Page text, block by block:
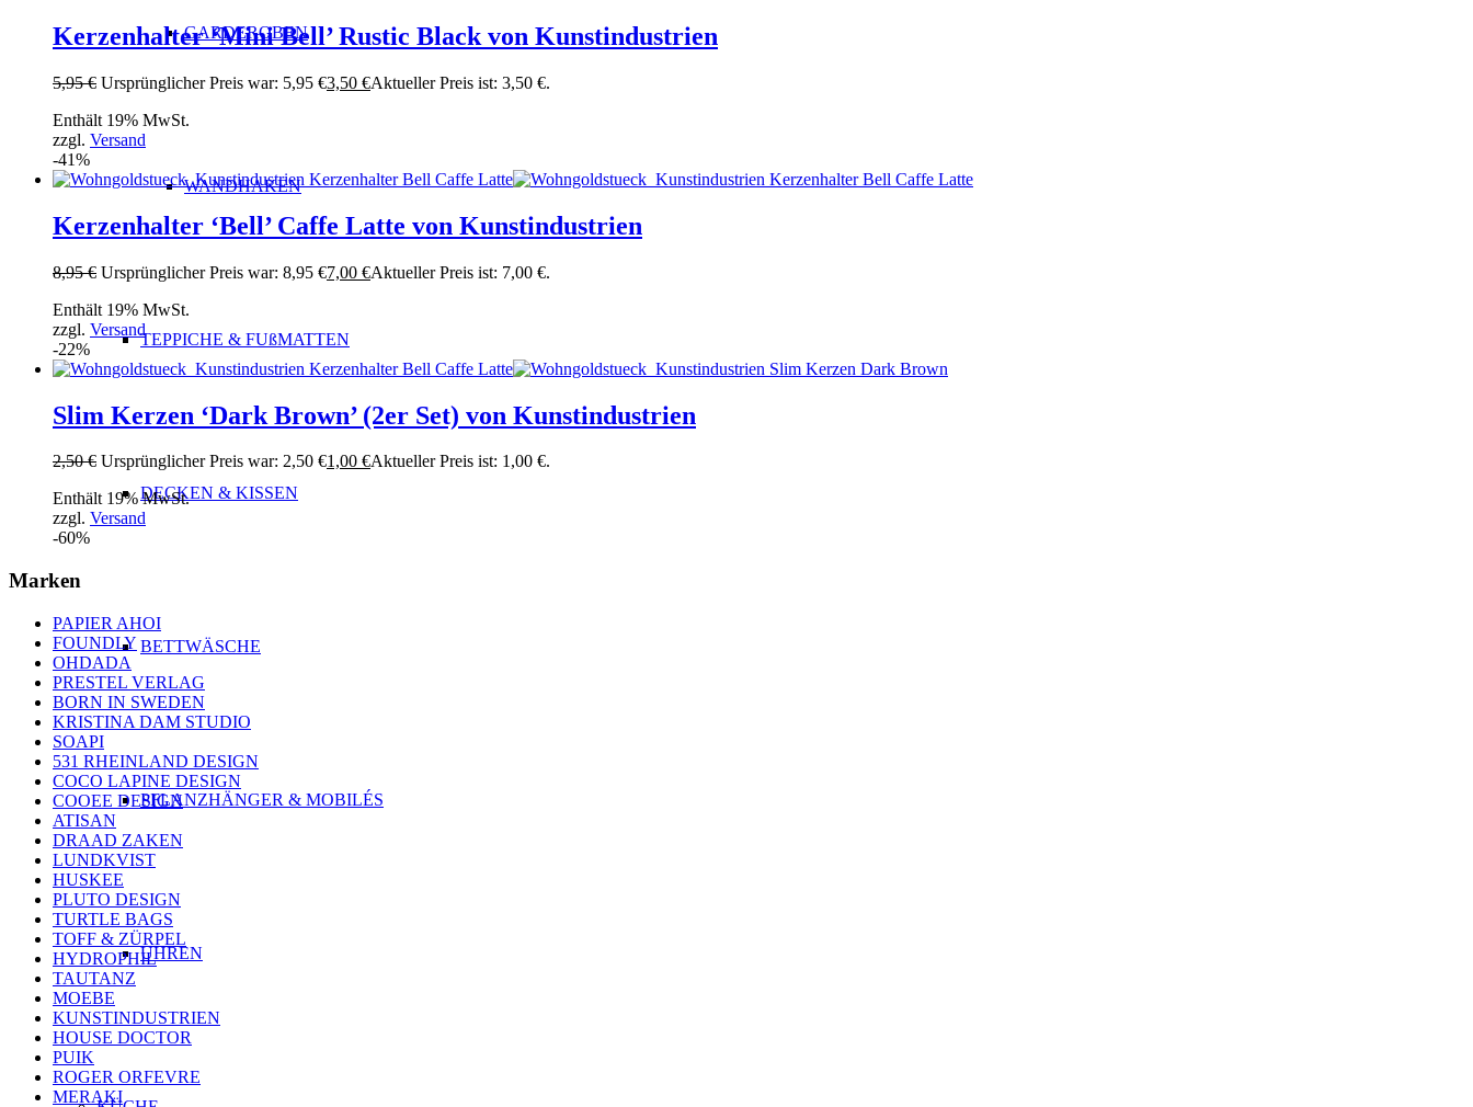
GARDEROBEN
WANDHAKEN
TEPPICHE & FUßMATTEN
DECKEN & KISSEN
BETTWÄSCHE
PFLANZHÄNGER & MOBILÉS
UHREN
Kerzenhalter ‘Mini Bell’ Rustic Black von Kunstindustrien
5,95€ Ursprünglicher Preis war: 5,95 €3,50 €Aktueller Preis ist: 3,50 €.
Enthält 19% MwSt.
zzgl. Versand
-41%
Kerzenhalter ‘Bell’ Caffe Latte von Kunstindustrien
8,95€ Ursprünglicher Preis war: 8,95 €7,00 €Aktueller Preis ist: 7,00 €.
Enthält 19% MwSt.
zzgl. Versand
-22%
Slim Kerzen ‘Dark Brown’ (2er Set) von Kunstindustrien
2,50€ Ursprünglicher Preis war: 2,50 €1,00 €Aktueller Preis ist: 1,00 €.
Enthält 19% MwSt.
zzgl. Versand
-60%
Marken
PAPIER AHOI
FOUNDLY
OHDADA
PRESTEL VERLAG
BORN IN SWEDEN
KRISTINA DAM STUDIO
SOAPI
531 RHEINLAND DESIGN
COCO LAPINE DESIGN
COOEE DESIGN
ATISAN
DRAAD ZAKEN
LUNDKVIST
HUSKEE
PLUTO DESIGN
TURTLE BAGS
TOFF & ZÜRPEL
HYDROPHIL
TAUTANZ
MOEBE
KUNSTINDUSTRIEN
HOUSE DOCTOR
PUIK
ROGER ORFEVRE
MERAKI